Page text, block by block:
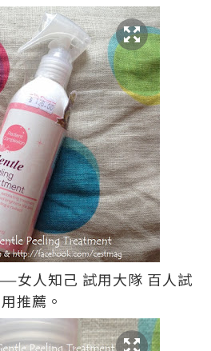
女人知己 試用大隊 百人試
用推薦。